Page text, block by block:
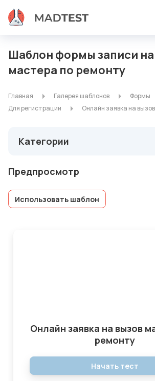
Шаблон формы записи
мастера по ремонту
Главная Галерея шаблонов
Формы
Для регистрации
Онлайн заявка на
Категории
Предпросмотр
Использовать шаблон